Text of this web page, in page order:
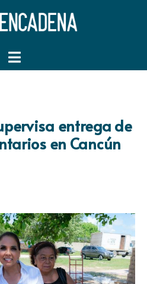
entrega de
en Cancún